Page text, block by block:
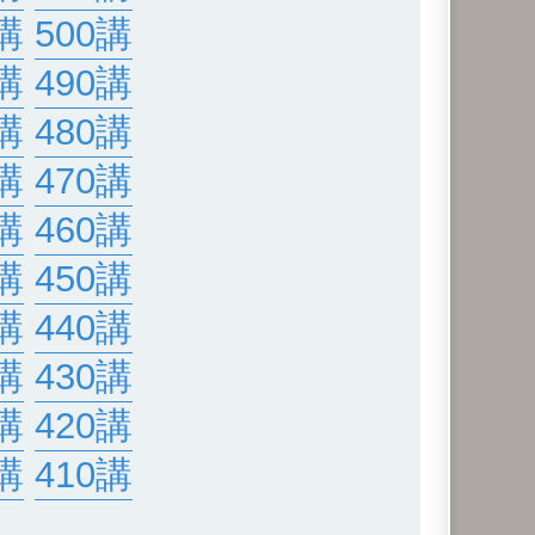
500講
490講
480講
470講
460講
450講
440講
430講
420講
410講